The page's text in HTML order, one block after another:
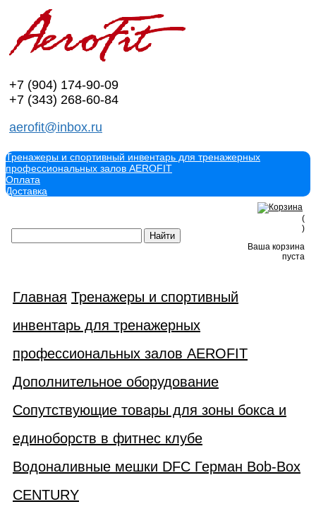
+7 (904) 174-90-09
+7 (343) 268-60-84
aerofit@inbox.ru
Тренажеры и спортивный инвентарь для тренажерных
профессиональных залов AEROFIT
Оплата
Доставка
(
)
Ваша корзина
пуста
Главная Тренажеры и спортивный
инвентарь для тренажерных
профессиональных залов AEROFIT
Дополнительное оборудование
Сопутствующие товары для зоны бокса и
единоборств в фитнес клубе
Водоналивные мешки DFC Герман Bob-Box
CENTURY